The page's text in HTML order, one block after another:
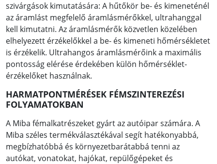
szivárgások kimutatására: A hűtőkör be- és kimeneténél
az áramlást megfelelő áramlásmérőkkel, ultrahanggal
kell kimutatni. Az áramlásmérők közvetlen közelében
elhelyezett érzékelőkkel a be- és kimeneti hőmérsékletet
is érzékelik. Ultrahangos áramlásmérőink a maximális
pontosság elérése érdekében külön hőmérséklet-
érzékelőket használnak.
HARMATPONTMÉRÉSEK FÉMSZINTEREZÉSI
FOLYAMATOKBAN
A Miba fémalkatrészeket gyárt az autóipar számára. A
Miba széles termékválasztékával segít hatékonyabbá,
megbízhatóbbá és környezetbarátabbá tenni az
autókat, vonatokat, hajókat, repülőgépeket és